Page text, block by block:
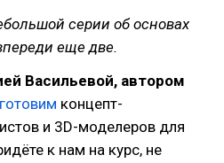
серии об основах
еще две.
Васильевой, автором
готовим концепт-
и 3D-моделеров для
к нам на курс, не